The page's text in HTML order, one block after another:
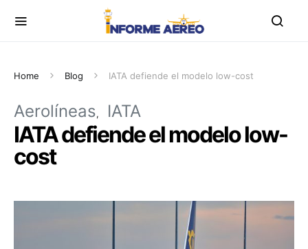
Home Blog IATA defiende el modelo low-cost
Aerolíneas IATA
IATA defiende el modelo low-
cost